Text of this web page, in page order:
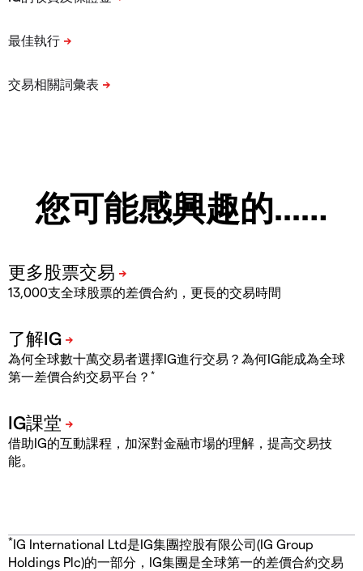
您可能感興趣的...…
13,000支全球股票的差價合約，更長的交易時間
為何全球數十萬交易者選擇IG進行交易？為何IG能成為全球
第一差價合約交易平台？ *
借助IG的互動課程，加深對金融市場的理解，提高交易技
能。
*IG International Ltd是IG集團控股有限公司(IG Group
Holdings Plc)的一部分，IG集團是全球第一的差價合約交易